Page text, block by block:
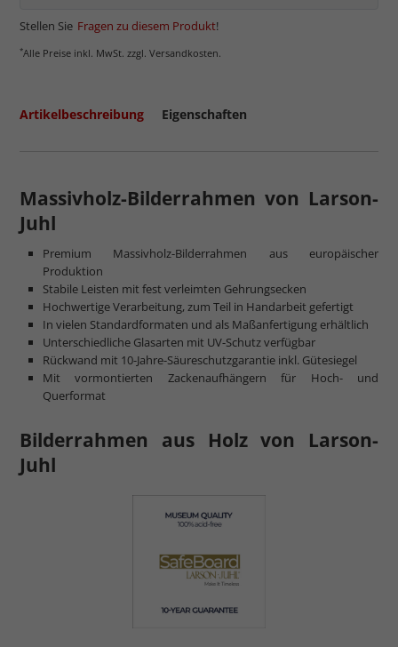
Stellen Sie Fragen zu diesem Produkt!
*Alle Preise inkl. MwSt. zzgl. Versandkosten.
Artikelbeschreibung Eigenschaften
Massivholz-Bilderrahmen von Larson-
Juhl
Premium Massivholz-Bilderrahmen aus europäischer
Produktion
Stabile Leisten mit fest verleimten Gehrungsecken
Hochwertige Verarbeitung, zum Teil in Handarbeit gefertigt
In vielen Standardformaten und als Maßanfertigung erhältlich
Unterschiedliche Glasarten mit UV-Schutz verfügbar
Rückwand mit 10-Jahre-Säureschutzgarantie inkl. Gütesiegel
Mit vormontierten Zackenaufhängern für Hoch- und
Querformat
Bilderrahmen aus Holz von Larson-
Juhl